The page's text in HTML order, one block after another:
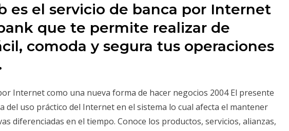
es el servicio de banca por Internet
que te permite realizar de
comoda y segura tus operaciones
Internet como una nueva forma de hacer negocios 2004 El presente
del uso práctico del Internet en el sistema lo cual afecta el mantener
diferenciadas en el tiempo. Conoce los productos, servicios, alianzas,